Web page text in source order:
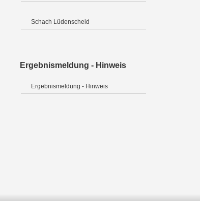
Schach Lüdenscheid
Ergebnismeldung - Hinweis
Ergebnismeldung - Hinweis